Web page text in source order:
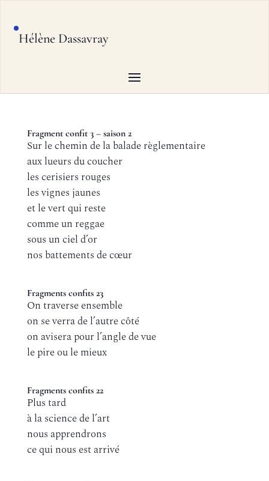
Hélène Dassavray
Fragment confit 3 – saison 2
Sur le chemin de la balade règlementaire
aux lueurs du coucher
les cerisiers rouges
les vignes jaunes
et le vert qui reste
comme un reggae
sous un ciel d’or
nos battements de cœur
Fragments confits 23
On traverse ensemble
on se verra de l’autre côté
on avisera pour l’angle de vue
le pire ou le mieux
Fragments confits 22
Plus tard
à la science de l’art
nous apprendrons
ce qui nous est arrivé